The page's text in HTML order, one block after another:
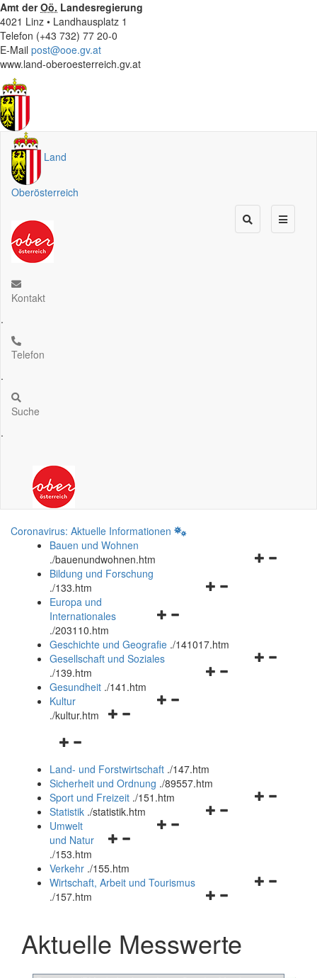
Amt derOö. Landesregierung
4021 Linz • Landhausplatz 1
Telefon (+43 732) 77 20-0
E-Mail post@ooe.gv.at
www.land-oberoesterreich.gv.at
Land
Oberösterreich
Kontakt
.
Telefon
.
Suche
.
Coronavirus: Aktuelle Informationen
Bauen und Wohnen
./bauenundwohnen.htm
Navigationsmenü
Bildung und Forschung
./133.htm
Navigationsmenü
und
schließen
Europa und
Internationales
./203110.htm
Geschichte und Geografie ./141017.htm
Navigationsmenü
Gesellschaft und Soziales
./139.htm
Navigationsmenü
Gesundheit ./141.htm
Navigationsmenü
Kultur
./kultur.htm
Navigationsmenü
und
schließen
Land- und Forstwirtschaft ./147.htm
Sicherheit und Ordnung ./89557.htm
Navigationsmenü
Sport und Freizeit ./151.htm
Navigationsmenü
Statistik ./statistik.htm
Navigationsmenü
und
schließen
Umwelt
und Natur
./153.htm
Verkehr ./155.htm
Navigationsmenü
schließen
Wirtschaft, Arbeit und Tourismus
./157.htm
Aktuelle Messwerte